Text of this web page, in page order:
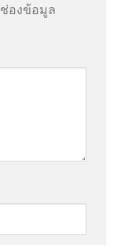
ช่องข้อมูล